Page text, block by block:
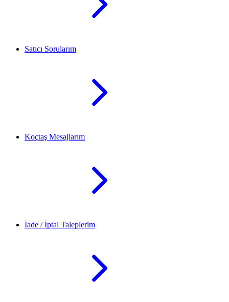
Satıcı Sorularım
Koçtaş Mesajlarım
İade / İptal Taleplerim